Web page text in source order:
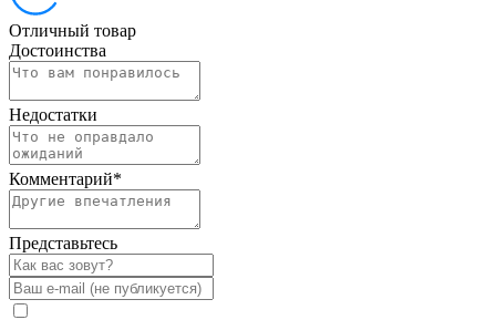
Отличный товар
Достоинства
Недостатки
Комментарий*
Представьтесь